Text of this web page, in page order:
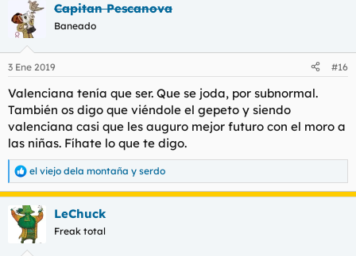
Capitan Pescanova
Baneado
3 Ene 2019 #16
Valenciana tenía que ser. Que se joda, por subnormal.
También os digo que viéndole el gepeto y siendo
valenciana casi que les auguro mejor futuro con el moro a
las niñas. Fíhate lo que te digo.
R
e
a
c
c
el viejo dela montaña y serdo
LeChuck
Freak total